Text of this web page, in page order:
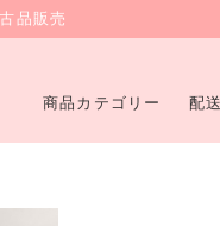
品販売
商品カテゴリー 配